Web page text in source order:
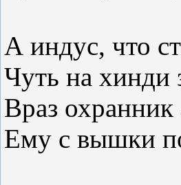
А индус, что
Чуть на хинди
Враз охранник
Ему с вышки